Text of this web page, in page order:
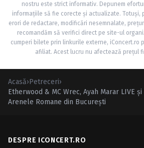
nostru este strict informativ. Depunem
informațiile să fie corecte și actualizate. Totuși,
erori de redactare, modificări nesemnalate,
recomandăm să verifici direct pe site-ul
cumperi bilete prin linkurile externe, iConcert.ro
afiliat. Acest lucru nu afectează prețul
Acasă›Petreceri›
Etherwood & MC Wrec, Ayah Marar LIVE
Arenele Romane din Bucureşti
DESPRE ICONCERT.RO